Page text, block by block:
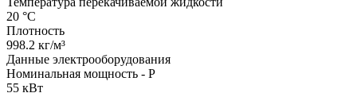
20 °C
Плотность
998.2 кг/м³
Данные электрооборудования
Номинальная мощность - P
55 кВт